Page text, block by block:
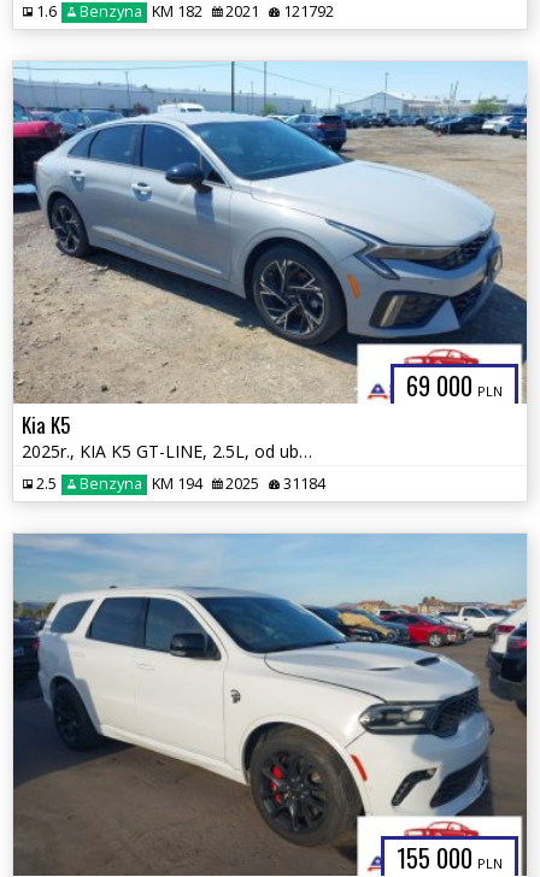
1.6 Benzyna KM 182 2021 121792
69 000 PLN
Kia K5
2025r., KIA K5 GT-LINE, 2.5L, od ubezpieczalni
2.5 Benzyna KM 194 2025 31184
155 000 PLN